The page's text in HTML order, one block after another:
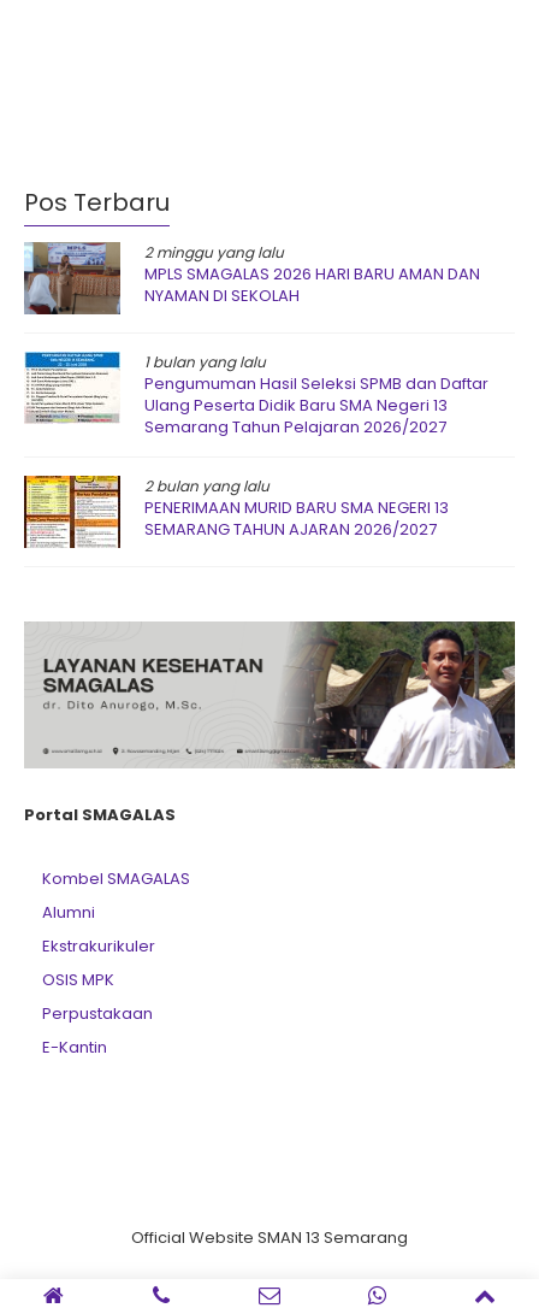
Pos Terbaru
2 minggu yang lalu
MPLS SMAGALAS 2026 HARI BARU AMAN DAN
NYAMAN DI SEKOLAH
1 bulan yang lalu
Pengumuman Hasil Seleksi SPMB dan Daftar
Ulang Peserta Didik Baru SMA Negeri 13
Semarang Tahun Pelajaran 2026/2027
2 bulan yang lalu
PENERIMAAN MURID BARU SMA NEGERI 13
SEMARANG TAHUN AJARAN 2026/2027
Portal SMAGALAS
Kombel SMAGALAS
Alumni
Ekstrakurikuler
OSIS MPK
Perpustakaan
E-Kantin
Official Website SMAN 13 Semarang